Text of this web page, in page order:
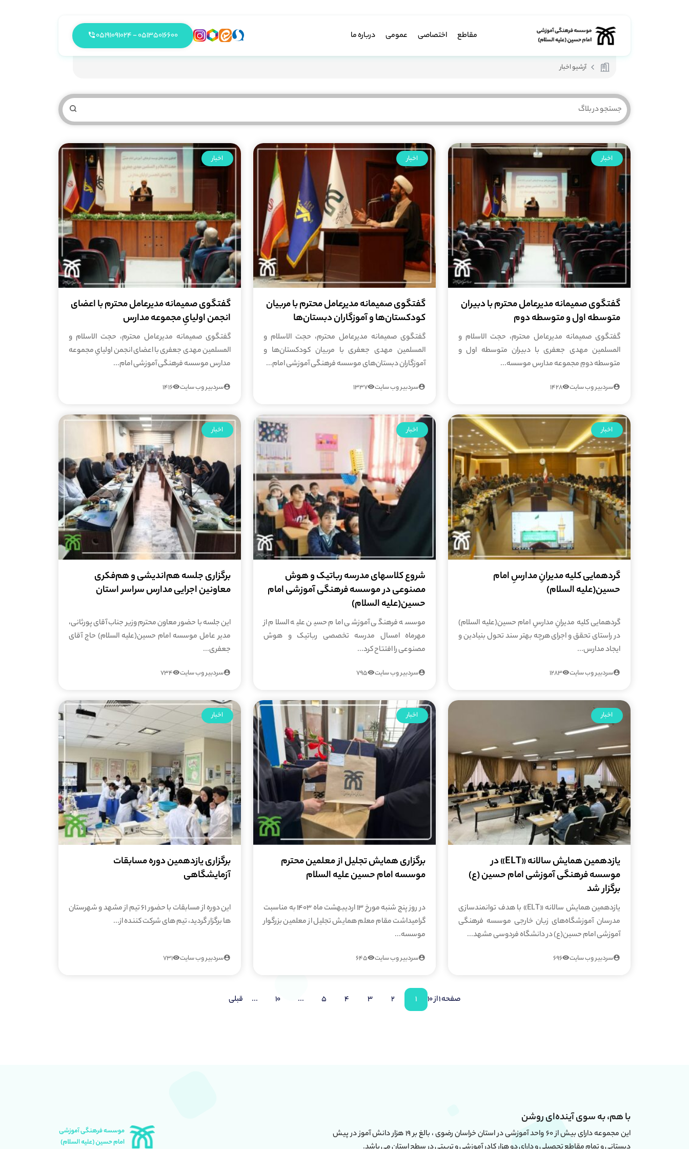
مقاطع اختصاصی عمومی درباره ما 05135016600 - 05191091024
آرشیو اخبار
اخبار
گفتگوی صمیمانه مدیرعامل محترم با دبیران
متوسطه اول و متوسطه دوم
گفتگوی صمیمانه مدیرعامل محترم، حجت الاسلام و
المسلمین مهدی جعفری با دبیران متوسطه اول و
متوسطه دومِ مجموعه مدارس موسسه...
سردبیر وب سایت 1428
اخبار
گفتگوی صمیمانه مدیرعامل محترم با مربیان
کودکستان‌ها و آموزگاران دبستان‌ها
گفتگوی صمیمانه مدیرعامل محترم، حجت الاسلام و
المسلمین مهدی جعفری با مربیان کودکستان‌ها و
آموزگاران دبستان‌های موسسه فرهنگی آموزشی امام...
سردبیر وب سایت 1337
اخبار
گفتگوی صمیمانه مدیرعامل محترم با اعضای
انجمن اولیایِ مجموعه مدارس
گفتگوی صمیمانه مدیرعامل محترم، حجت الاسلام و
المسلمین مهدی جعفری با اعضای انجمن اولیایِ مجموعه
مدارس موسسه فرهنگی آموزشی امام...
سردبیر وب سایت 1416
اخبار
گردهمایی کلیه مدیرانِ مدارسِ امام
حسین(علیه السلام)
گردهمایی کلیه مدیرانِ مدارسِ امام حسین(علیه السلام)
در راستای تحقق و اجرای هرچه بهتر سند تحول بنیادین و
ایجاد مدارس...
سردبیر وب سایت 1283
اخبار
شروع کلاسهای مدرسه رباتیک و هوش
مصنوعی در موسسه فرهنگی آموزشی امام
حسین(علیه السلام)
موسسه فرهنگی آموزشی امام حسین علیه السلام از
مهرماه امسال مدرسه تخصصی رباتیک و هوش
مصنوعی را افتتاح کرد...
سردبیر وب سایت 795
اخبار
برگزاری جلسه هم‌اندیشی و هم‌فکری
معاونین اجرایی مدارس سراسر استان
این جلسه با حضور معاون محترم وزیر جناب آقای پورثانی،
مدیر عامل موسسه امام حسین(علیه السلام) حاج آقای
جعفری...
سردبیر وب سایت 734
اخبار
یازدهمین همایش سالانه «ELT» در
موسسه فرهنگی آموزشی امام حسین (ع)
برگزار شد
یازدهمین همایش سالانه «ELT» با هدف توانمندسازی
مدرسان آموزشگاه‌های زبان خارجی موسسه فرهنگی
آموزشی امام حسین(ع) در دانشگاه فردوسی مشهد...
سردبیر وب سایت 696
اخبار
برگزاری همایش تجلیل از معلمین محترم
موسسه امام حسین علیه السلام
در روز پنج شنبه مورخ 13 اردیبهشت ماه 1403 به مناسبت
گرامیداشت مقام معلم همایش تجلیل از معلمین بزرگوار
موسسه...
سردبیر وب سایت 645
اخبار
برگزاری یازدهمین دوره مسابقات
آزمایشگاهی
این دوره از مسابقات با حضور 61 تیم از مشهد و شهرستان
ها برگزار گردید، تیم های شرکت کننده از...
سردبیر وب سایت 731
صفحه 1 از 10 1
2
3
4
5
...
10
... قبلی
با هم، به سوی آینده‌ای روشن
این مجموعه دارای بیش از ۶۰ واحد آموزشی در استان خراسان رضوی ، بالغ بر ۱۹ هزار دانش آموز در پیش